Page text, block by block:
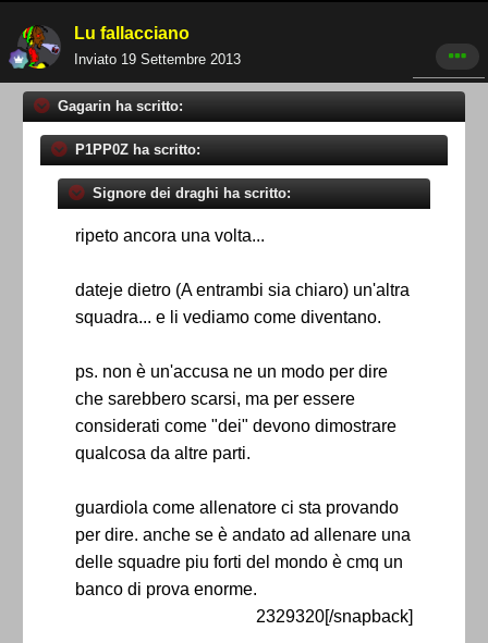
Lu fallacciano
Inviato 19 Settembre 2013
Gagarin ha scritto:
P1PP0Z ha scritto:
Signore dei draghi ha scritto:
ripeto ancora una volta...
dateje dietro (A entrambi sia chiaro) un'altra
squadra... e li vediamo come diventano.
ps. non è un'accusa ne un modo per dire
che sarebbero scarsi, ma per essere
considerati come "dei" devono dimostrare
qualcosa da altre parti.
guardiola come allenatore ci sta provando
per dire. anche se è andato ad allenare una
delle squadre piu forti del mondo è cmq un
banco di prova enorme.
2329320[/snapback]